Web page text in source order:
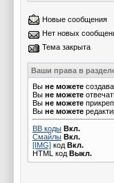
Новые сообщения
Нет новых
Тема закрыта
Ваши права в
Вы не можете
Вы не можете
Вы не можете
Вы не можете
BB коды Вкл.
Смайлы Вкл.
[IMG] код Вкл.
HTML код Выкл.